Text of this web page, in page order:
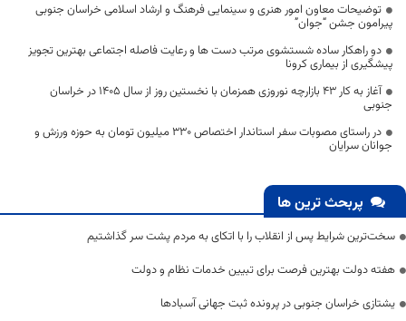
توضیحات معاون امور هنری و سینمایی فرهنگ و ارشاد اسلامی خراسان جنوبی
پیرامون جشن “جوان”
دو راهکار ساده شستشوی مرتب دست ها و رعایت فاصله اجتماعی بهترین تجویز
پیشگیری از بیماری کرونا
آغاز به کار ۴۳ بازارچه نوروزی همزمان با نخستین روز از سال ۱۴۰۵ در خراسان
جنوبی
در راستای مصوبات سفر استاندار اختصاص ۳۳۰ میلیون تومان به حوزه ورزش و
جوانان سرایان
پربحث ترین ها
سخت‌ترین شرایط پس از انقلاب را با اتکای به مردم پشت سر گذاشتیم
هفته دولت بهترین فرصت برای تبیین خدمات نظام و دولت
یشتازی خراسان جنوبی در پرونده ثبت جهانی آسبادها